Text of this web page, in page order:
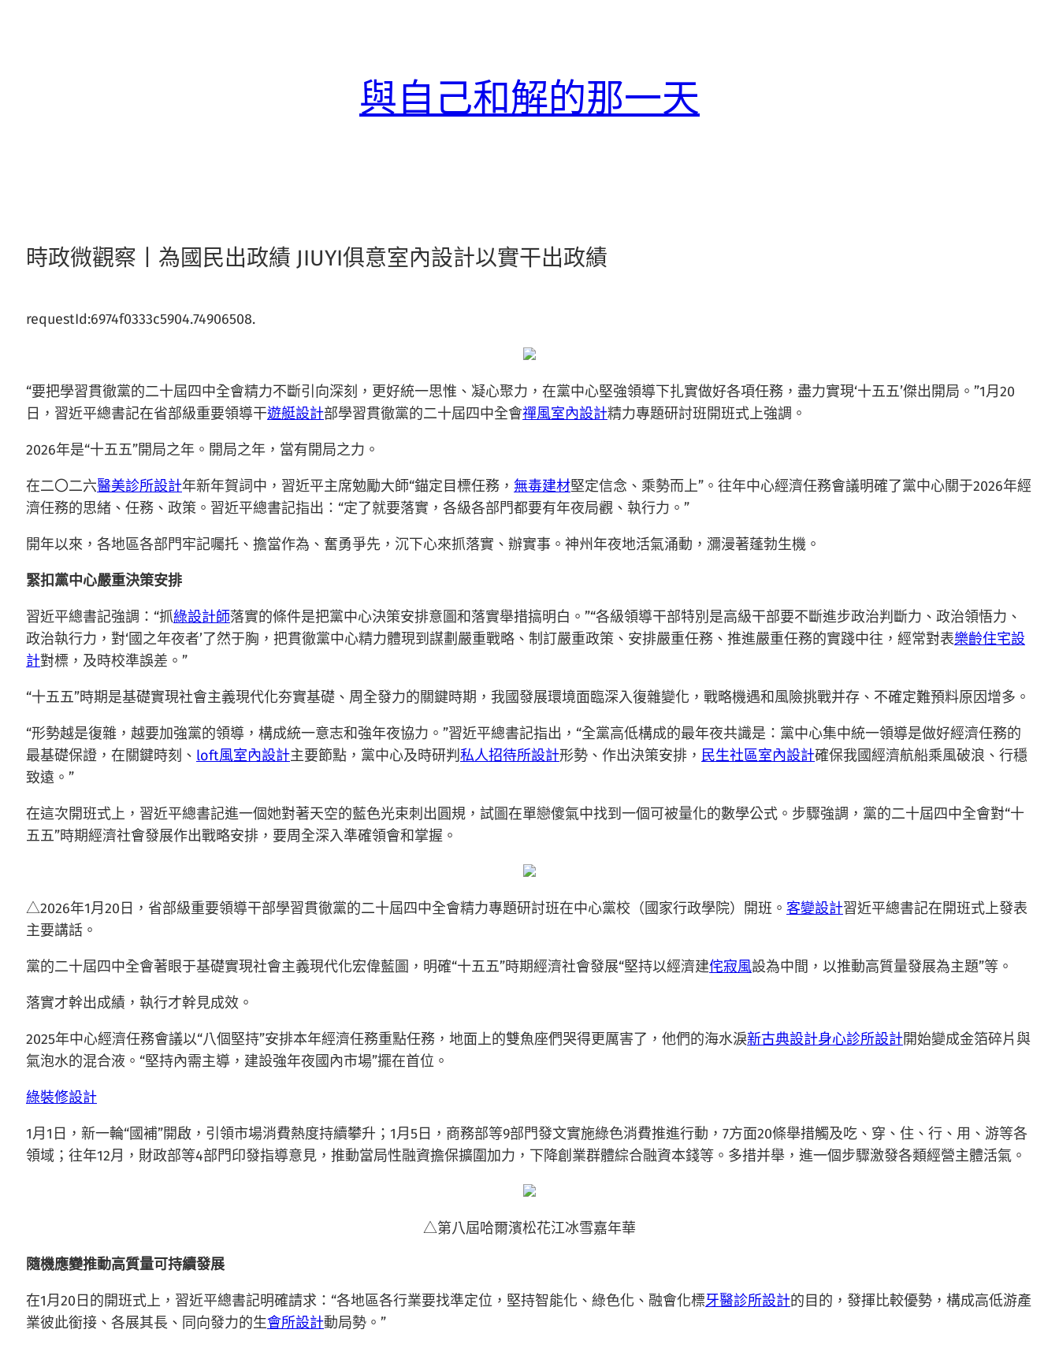
與自己和解的那一天
時政微觀察丨為國民出政績 JIUYI俱意室內設計以實干出政績
requestId:6974f0333c5904.74906508.
“要把學習貫徹黨的二十屆四中全會精力不斷引向深刻，更好統一思惟、凝心聚力，在黨中心堅強領導下扎實做好各項任務，盡力實現‘十五五’傑出開局。”1月20
日，習近平總書記在省部級重要領導干遊艇設計部學習貫徹黨的二十屆四中全會禪風室內設計精力專題研討班開班式上強調。
2026年是“十五五”開局之年。開局之年，當有開局之力。
在二〇二六醫美診所設計年新年賀詞中，習近平主席勉勵大師“錨定目標任務， 無毒建材堅定信念、乘勢而上”。往年中心經濟任務會議明確了黨中心關于2026年經
濟任務的思緒、任務、政策。習近平總書記指出：“定了就要落實，各級各部門都要有年夜局觀、執行力。”
開年以來，各地區各部門牢記囑托、擔當作為、奮勇爭先，沉下心來抓落實、辦實事。神州年夜地活氣涌動，瀰漫著蓬勃生機。
緊扣黨中心嚴重決策安排
習近平總書記強調：“抓綠設計師落實的條件是把黨中心決策安排意圖和落實舉措搞明白。”“各級領導干部特別是高級干部要不斷進步政治判斷力、政治領悟力、
政治執行力，對‘國之年夜者’了然于胸，把貫徹黨中心精力體現到謀劃嚴重戰略、制訂嚴重政策、安排嚴重任務、推進嚴重任務的實踐中往，經常對表樂齡住宅設
計對標，及時校準誤差。”
“十五五”時期是基礎實現社會主義現代化夯實基礎、周全發力的關鍵時期，我國發展環境面臨深入復雜變化，戰略機遇和風險挑戰并存、不確定難預料原因增多。
“形勢越是復雜，越要加強黨的領導，構成統一意志和強年夜協力。”習近平總書記指出，“全黨高低構成的最年夜共識是：黨中心集中統一領導是做好經濟任務的
最基礎保證，在關鍵時刻、 loft風室內設計主要節點，黨中心及時研判 私人招待所設計形勢、作出決策安排， 民生社區室內設計確保我國經濟航船乘風破浪、行穩
致遠。”
在這次開班式上，習近平總書記進一個她對著天空的藍色光束刺出圓規，試圖在單戀傻氣中找到一個可被量化的數學公式。步驟強調，黨的二十屆四中全會對“十
五五”時期經濟社會發展作出戰略安排，要周全深入準確領會和掌握。
△2026年1月20日，省部級重要領導干部學習貫徹黨的二十屆四中全會精力專題研討班在中心黨校（國家行政學院）開班。 客變設計習近平總書記在開班式上發表
主要講話。
黨的二十屆四中全會著眼于基礎實現社會主義現代化宏偉藍圖，明確“十五五”時期經濟社會發展“堅持以經濟建侘寂風設為中間，以推動高質量發展為主題”等。
落實才幹出成績，執行才幹見成效。
2025年中心經濟任務會議以“八個堅持”安排本年經濟任務重點任務，地面上的雙魚座們哭得更厲害了，他們的海水淚新古典設計身心診所設計開始變成金箔碎片與
氣泡水的混合液。“堅持內需主導，建設強年夜國內市場”擺在首位。
綠裝修設計
1月1日，新一輪“國補”開啟，引領市場消費熱度持續攀升；1月5日，商務部等9部門發文實施綠色消費推進行動，7方面20條舉措觸及吃、穿、住、行、用、游等各
領域；往年12月，財政部等4部門印發指導意見，推動當局性融資擔保擴圍加力，下降創業群體綜合融資本錢等。多措并舉，進一個步驟激發各類經營主體活氣。
△第八屆哈爾濱松花江冰雪嘉年華
隨機應變推動高質量可持續發展
在1月20日的開班式上，習近平總書記明確請求：“各地區各行業要找準定位，堅持智能化、綠色化、融會化標牙醫診所設計的目的，發揮比較優勢，構成高低游產
業彼此銜接、各展其長、同向發力的生會所設計動局勢。”